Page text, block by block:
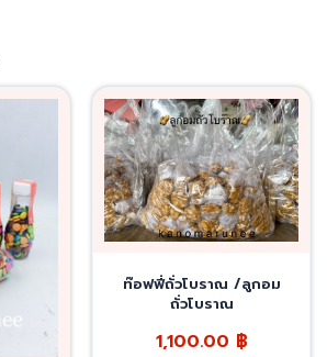
ท๊อฟฟี่ถั่วโบราณ /ลูกอม
ถั่วโบราณ
1,100.00 ฿